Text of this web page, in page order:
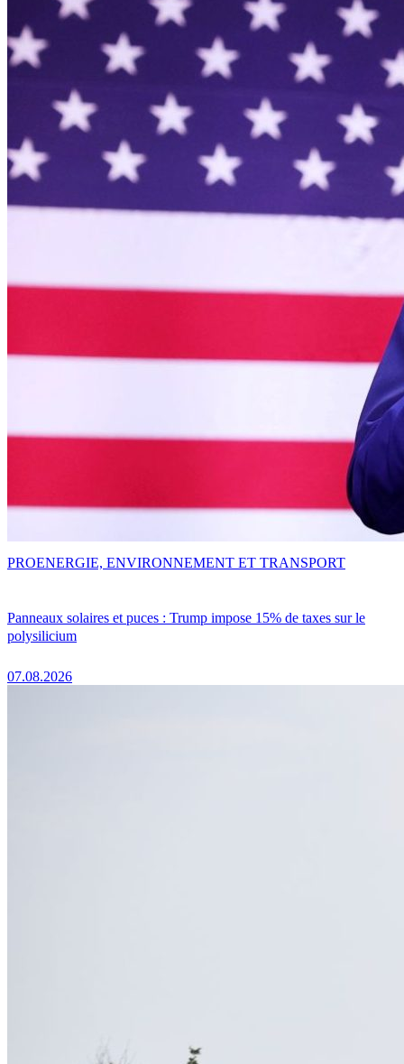
Panneaux solaires et puces : Trump impose 15% de taxes sur le
polysilicium
07.08.2026
PROENERGIE, ENVIRONNEMENT ET TRANSPORT